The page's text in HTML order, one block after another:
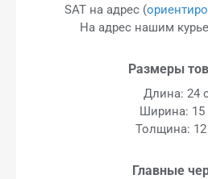
SAT на адрес (
На адрес нашим
Размеры
Длина: 24
Ширина: 15
Толщина:
Главные